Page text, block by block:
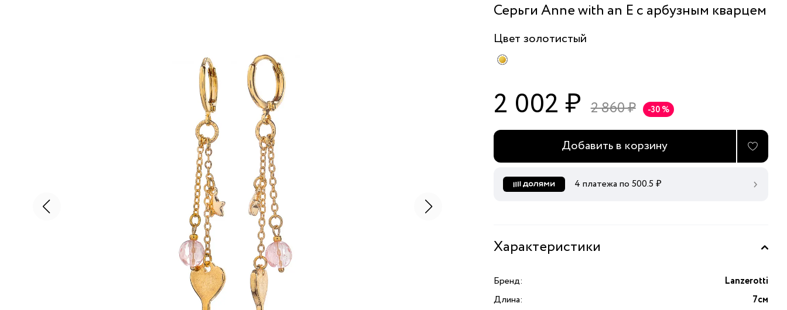
Серьги Anne with an E с арбузным кварцем
Цвет золотистый
2 002 ₽ 2 860 ₽ -30 %
Добавить в корзину
4 платежа по 500.5 ₽
Характеристики
Бренд:
Lanzerotti
Длина:
7см